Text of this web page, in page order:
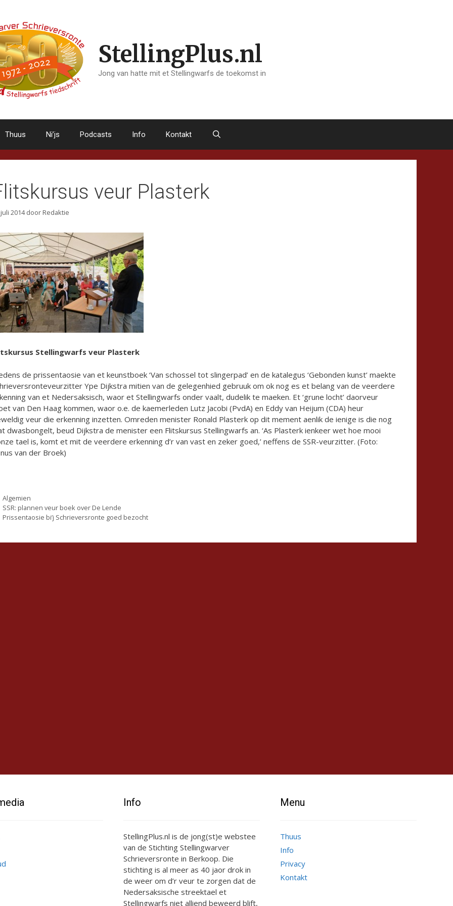
StellingPlus.nl
Jong van hatte mit et Stellingwarfs de toekomst in
Thuus Ni’js Podcasts Info Kontakt
veur Plasterk
2014 door Redaktie
Stellingwarfs veur Plasterk
de prissentaosie van et keunstboek ‘Van schossel tot slingerpad’ en de katalegus ‘Gebonden kunst’ maekte
Ype Dijkstra mitien van de gelegenhied gebruuk om ok nog es et belang van de veerdere
van et Nedersaksisch, waor et Stellingwarfs onder vaalt, dudelik te maeken. Et ‘grune locht’ daorveur
van Den Haag kommen, waor o.e. de kaemerleden Lutz Jacobi (PvdA) en Eddy van Heijum (CDA) heur
veur die erkenning inzetten. Omreden menister Ronald Plasterk op dit mement aenlik de ienige is die nog
dwasbongelt, beud Dijkstra de menister een Flitskursus Stellingwarfs an. ‘As Plasterk ienkeer wet hoe mooi
tael is, komt et mit de veerdere erkenning d’r van vast en zeker goed,’ neffens de SSR-veurzitter. (Foto:
van der Broek)
Categorieën
Algemien
SSR: plannen veur boek over De Lende
Prissentaosie bi’j Schrieversronte goed bezocht
Info
StellingPlus.nl is de jong(st)e webstee
van de Stichting Stellingwarver
Schrieversronte in Berkoop. Die
stichting is al meer as 40 jaor drok in
de weer om d’r veur te zorgen dat de
Nedersaksische streektael et
Stellingwarfs niet alliend beweerd blift,
Menu
Thuus
Info
Privacy
Kontakt